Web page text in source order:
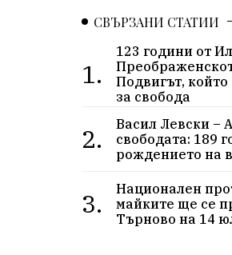
СВЪРЗАНИ СТАТИИ
1.
123 години от
Подвигът,
за свобода
2.
Васил Левски –
свободата: 189
рождението на
3.
Национален
майките ще се
Търново на 14